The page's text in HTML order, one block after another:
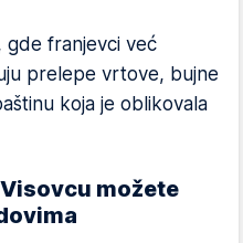
gde franjevci već
prelepe vrtove, bujne
koja je oblikovala
možete